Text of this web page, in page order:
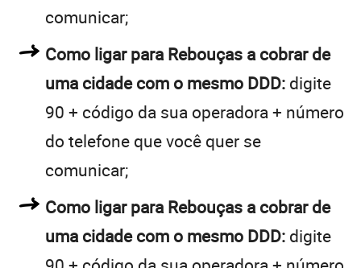
comunicar;
Como ligar para Rebouças a cobrar de
uma cidade com o mesmo DDD: digite
90 + código da sua operadora + número
do telefone que você quer se
comunicar;
Como ligar para Rebouças a cobrar de
uma cidade com o mesmo DDD: digite